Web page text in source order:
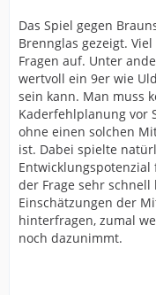
Das Spiel gegen
Brennglas gezeigt.
Fragen auf. Unter
wertvoll ein 9er wie
sein kann. Man muss
Kaderfehlplanung vor
ohne einen solchen
ist. Dabei spielte
der Frage sehr
Einschätzungen der
hinterfragen, zumal
noch dazunimmt.